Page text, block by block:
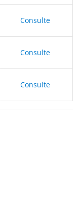
Consulte
Consulte
Consulte